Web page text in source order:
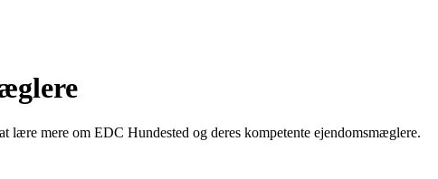
mere om EDC Hundested og deres kompetente ejendomsmæglere.